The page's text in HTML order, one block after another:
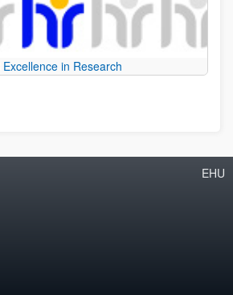
Excellence in Research
EHU